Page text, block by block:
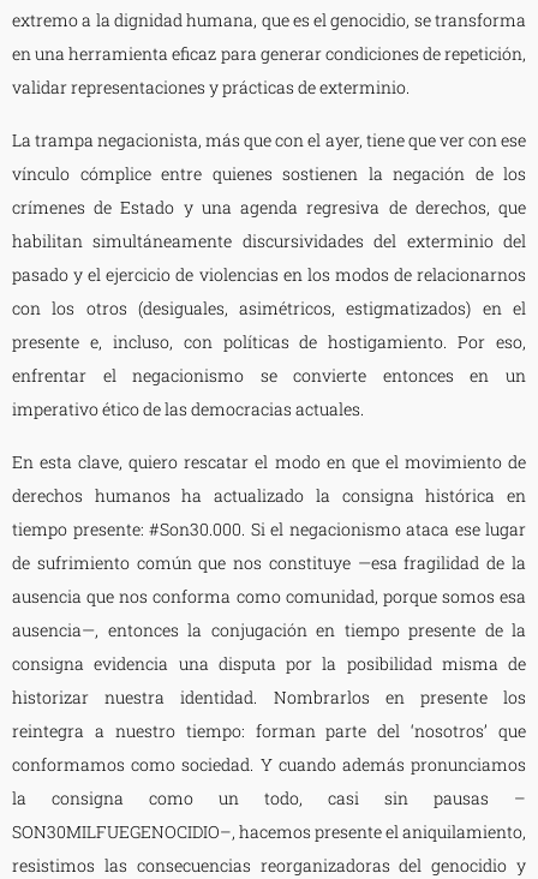
extremo a la dignidad humana, que es el genocidio, se transforma
en una herramienta eficaz para generar condiciones de repetición,
validar representaciones y prácticas de exterminio.
La trampa negacionista, más que con el ayer, tiene que ver con ese
vínculo cómplice entre quienes sostienen la negación de los
crímenes de Estado y una agenda regresiva de derechos, que
habilitan simultáneamente discursividades del exterminio del
pasado y el ejercicio de violencias en los modos de relacionarnos
con los otros (desiguales, asimétricos, estigmatizados) en el
presente e, incluso, con políticas de hostigamiento. Por eso,
enfrentar el negacionismo se convierte entonces en un
imperativo ético de las democracias actuales.
En esta clave, quiero rescatar el modo en que el movimiento de
derechos humanos ha actualizado la consigna histórica en
tiempo presente: #Son30.000. Si el negacionismo ataca ese lugar
de sufrimiento común que nos constituye —esa fragilidad de la
ausencia que nos conforma como comunidad, porque somos esa
ausencia—, entonces la conjugación en tiempo presente de la
consigna evidencia una disputa por la posibilidad misma de
historizar nuestra identidad. Nombrarlos en presente los
reintegra a nuestro tiempo: forman parte del ‘nosotros’ que
conformamos como sociedad. Y cuando además pronunciamos
la consigna como un todo, casi sin pausas –
SON30MILFUEGENOCIDIO–, hacemos presente el aniquilamiento,
resistimos las consecuencias reorganizadoras del genocidio y